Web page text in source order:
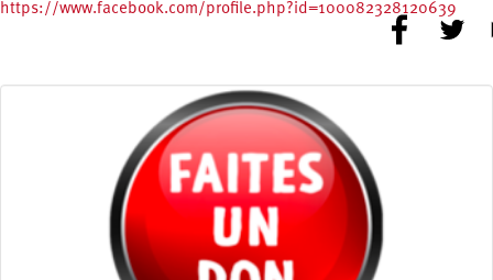
https://www.facebook.com/profile.php?id=100082328120639